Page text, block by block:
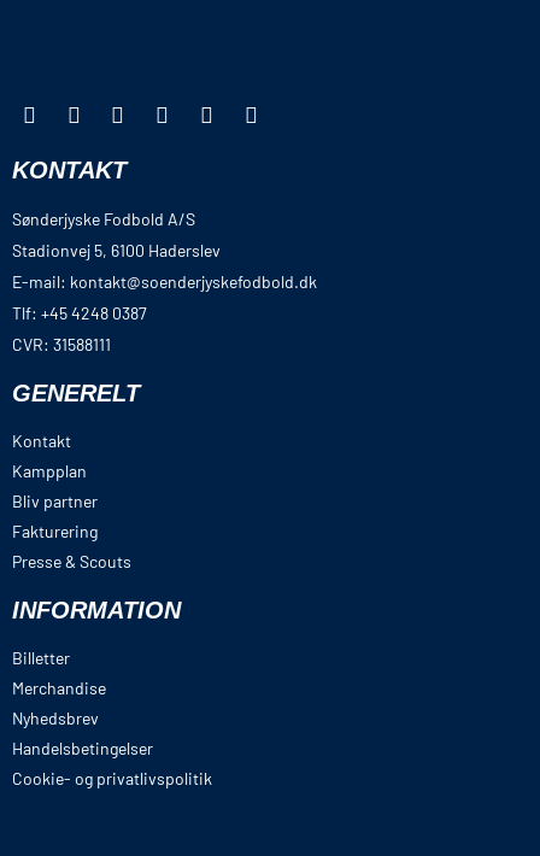
KONTAKT
Sønderjyske Fodbold A/S
Stadionvej 5, 6100 Haderslev
E-mail: kontakt@soenderjyskefodbold.dk
Tlf: +45 4248 0387
CVR: 31588111
GENERELT
Kontakt
Kampplan
Bliv partner
Fakturering
Presse & Scouts
INFORMATION
Billetter
Merchandise
Nyhedsbrev
Handelsbetingelser
Cookie- og privatlivspolitik